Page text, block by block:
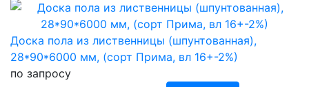
Доска пола из лиственницы (шпунтованная),
28*90*6000 мм, (сорт Прима, вл 16+-2%)
по запросу